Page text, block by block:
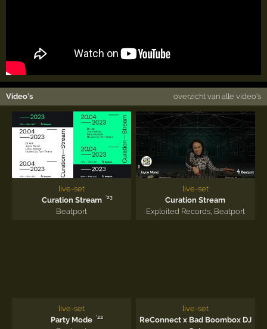
Video's overzicht van alle video's
live-set
Curation Stream
'23
Beatport
live-set
Curation Stream
Exploited Records, Beatport
live-set
Party Mode
'22
live-set
ReConnect x Bad Boombox DJ